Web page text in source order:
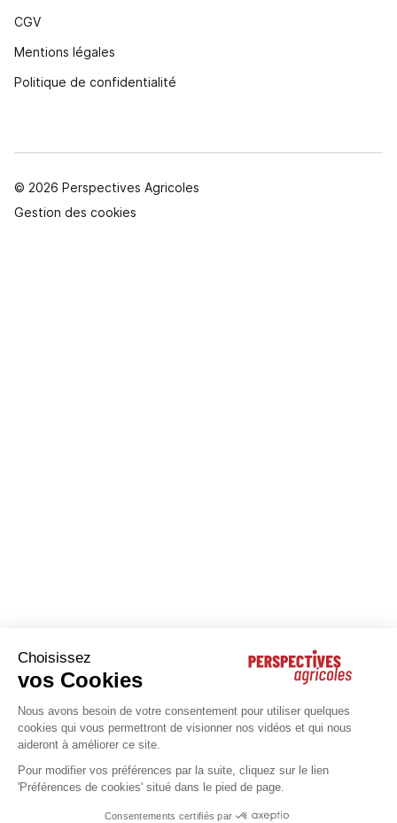
CGV
Mentions légales
Politique de confidentialité
© 2026 Perspectives Agricoles
Gestion des cookies